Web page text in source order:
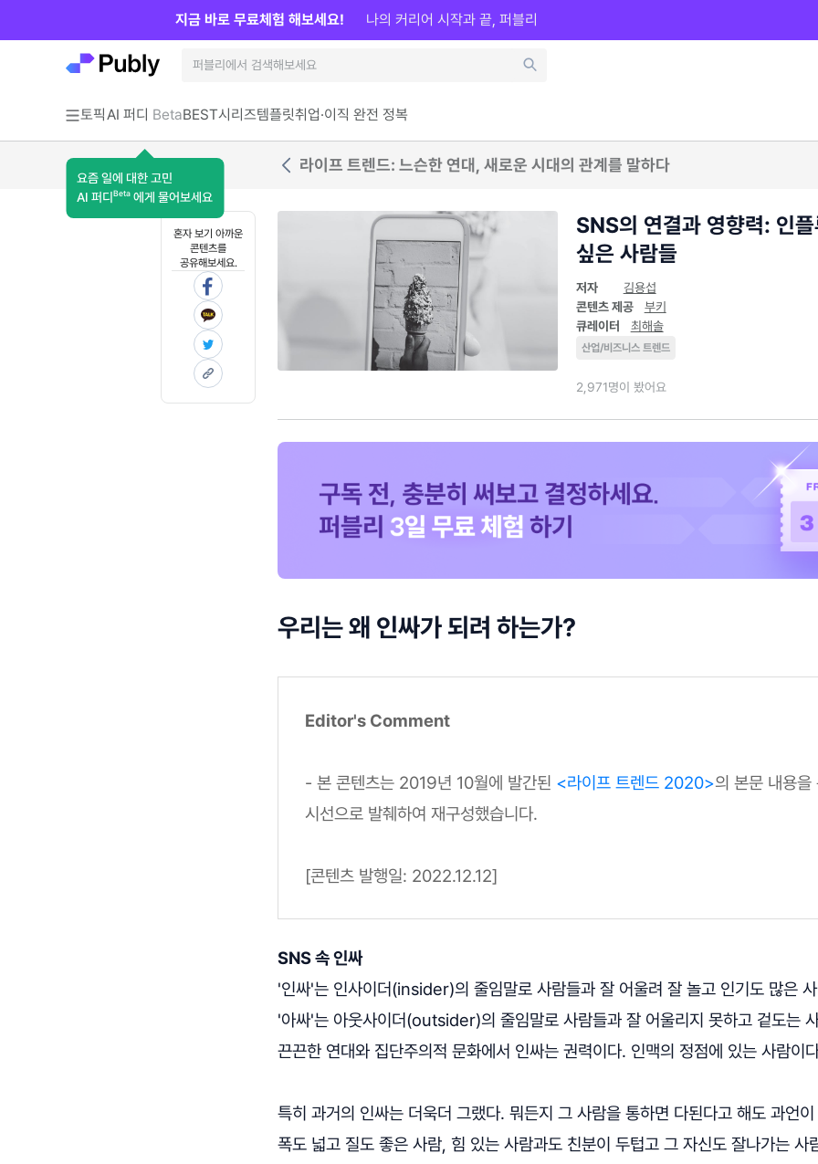
토픽AI 퍼디 Beta
요즘 일에 대한 고민
AI 퍼디 Beta 에게 물어보세요
BEST시리즈템플릿취업·이직 완전 정복
지금 바로 무료체험 해보세요! 나의 커리어 시작과 끝, 퍼블리
라이프 트렌드: 느슨한 연대, 새로운 시대의 관계를 말하다
혼자 보기 아까운
콘텐츠를
공유해보세요.
SNS의 연결과 영향력: 인
싶은 사람들
저자
김용섭
콘텐츠 제공
부키
큐레이터
최해솔
산업/비즈니스 트렌드
2,971명이 봤어요
우리는 왜 인싸가 되려 하는가?
Editor's Comment
- 본 콘텐츠는 2019년 10월에 발간된 <라이프 트렌드 2020>의 본문 내용을
시선으로 발췌하여 재구성했습니다.
[콘텐츠 발행일: 2022.12.12]
SNS 속 인싸
'인싸'는 인사이더(insider)의 줄임말로 사람들과 잘 어울려 잘 놀고 인기도 많은
'아싸'는 아웃사이더(outsider)의 줄임말로 사람들과 잘 어울리지 못하고 겉도는
끈끈한 연대와 집단주의적 문화에서 인싸는 권력이다. 인맥의 정점에 있는 사람이
특히 과거의 인싸는 더욱더 그랬다. 뭐든지 그 사람을 통하면 다된다고 해도 과언이
폭도 넓고 질도 좋은 사람, 힘 있는 사람과도 친분이 두텁고 그 자신도 잘나가는 사